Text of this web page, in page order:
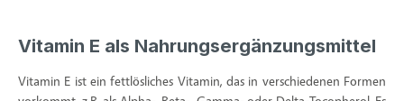
Vitamin E als Nahrungsergänzungsmittel
Vitamin E ist ein fettlösliches Vitamin, das in verschiedenen Formen